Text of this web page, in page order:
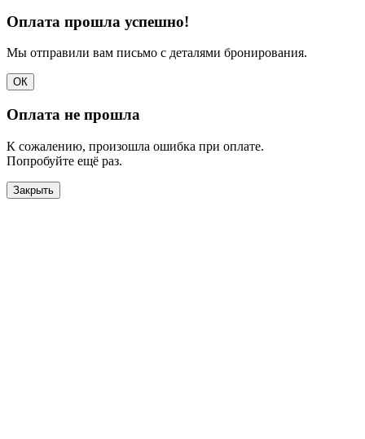
Оплата прошла успешно!
Мы отправили вам письмо с деталями бронирования.
ОК
Оплата не прошла
К сожалению, произошла ошибка при оплате.
Попробуйте ещё раз.
Закрыть